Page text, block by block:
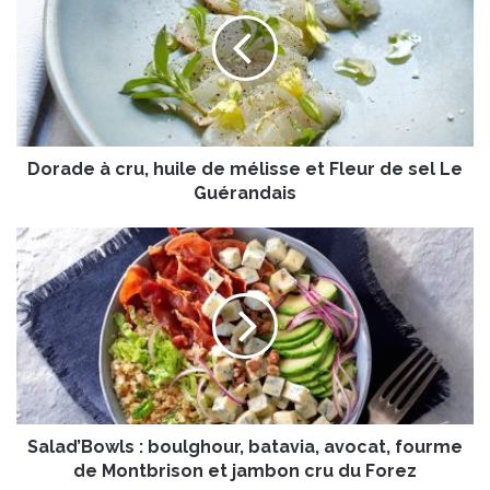
c
r
u
i
l
e
d
m
é
l
Dorade à cru, huile de mélisse et Fleur de sel Le
Guérandais
S
a
l
a
d
B
o
w
Salad’Bowls : boulghour, batavia, avocat, fourme
de Montbrison et jambon cru du Forez